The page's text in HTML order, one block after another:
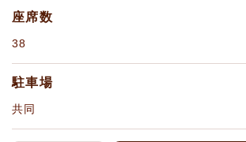
座席数
38
駐車場
共同